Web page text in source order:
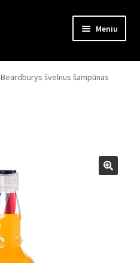
Meniu
Beardburys švelnus šampūnas